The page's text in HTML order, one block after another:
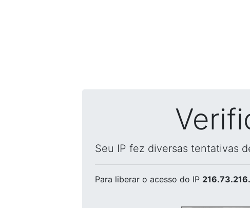
Seu IP fez diversas tentativas
Para liberar o acesso do IP